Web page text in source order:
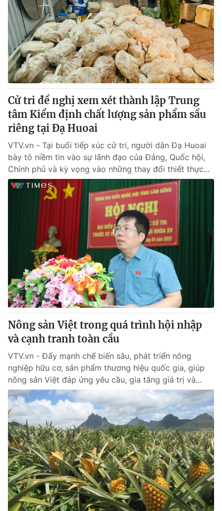
Cử tri đề nghị xem xét thành lập Trung
tâm Kiểm định chất lượng sản phẩm sầu
riêng tại Đạ Huoai
VTV.vn - Tại buổi tiếp xúc cử tri, người dân Đạ Huoai
bày tỏ niềm tin vào sự lãnh đạo của Đảng, Quốc hội,
Chính phủ và kỳ vọng vào những thay đổi thiết thực...
Nông sản Việt trong quá trình hội nhập
và cạnh tranh toàn cầu
VTV.vn - Đẩy mạnh chế biến sâu, phát triển nông
nghiệp hữu cơ, sản phẩm thương hiệu quốc gia, giúp
nông sản Việt đáp ứng yêu cầu, gia tăng giá trị và...